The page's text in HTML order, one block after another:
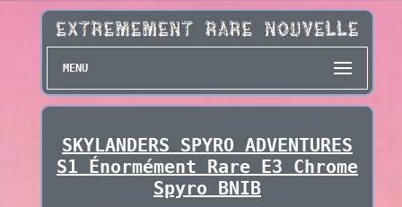
MENU
SKYLANDERS SPYRO ADVENTURES
S1 Énormément Rare E3 Chrome
Spyro BNIB